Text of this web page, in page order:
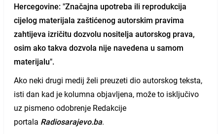
Hercegovine: "Značajna upotreba ili reprodukcija
cijelog materijala zaštićenog autorskim pravima
zahtijeva izričitu dozvolu nositelja autorskog prava,
osim ako takva dozvola nije navedena u samom
materijalu".
Ako neki drugi medij želi preuzeti dio autorskog teksta,
isti dan kad je kolumna objavljena, može to isključivo
uz pismeno odobrenje Redakcije
portala Radiosarajevo.ba.